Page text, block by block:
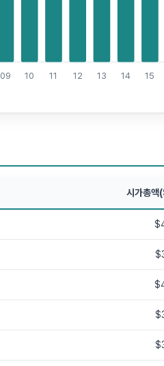
09 10 11 12 13 14 15
시가총액